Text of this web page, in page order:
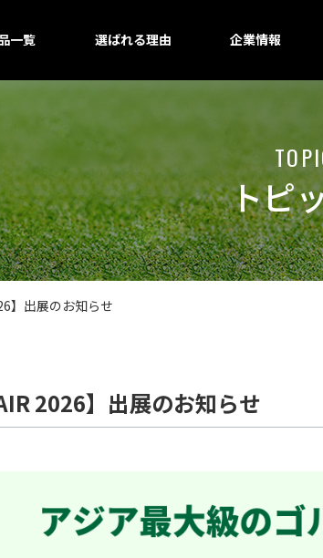
一覧 選ばれる理由 企業情報
トピ
】出展のお知らせ
2026】出展のお知らせ